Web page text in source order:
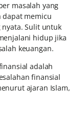
masalah yang
dapat memicu
nyata. Sulit untuk
hidup jika
keuangan.
adalah
finansial
ajaran Islam,